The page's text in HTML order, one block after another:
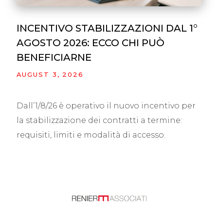
INCENTIVO STABILIZZAZIONI DAL 1°
AGOSTO 2026: ECCO CHI PUÒ
BENEFICIARNE
AUGUST 3, 2026
Dall’1/8/26 è operativo il nuovo incentivo per
la stabilizzazione dei contratti a termine:
requisiti, limiti e modalità di accesso.